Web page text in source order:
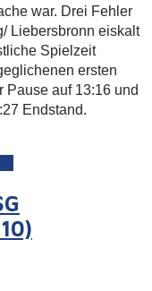
war. Drei Fehler
Liebersbronn eiskalt
Spielzeit
ersten
Pause auf 13:16 und
Endstand.